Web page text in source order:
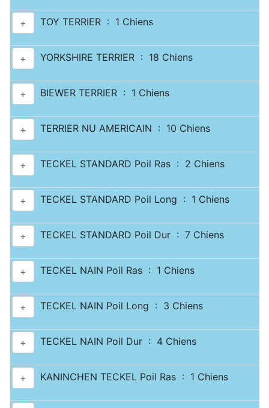
+ TOY TERRIER : 1 Chiens
+ YORKSHIRE TERRIER : 18 Chiens
+ BIEWER TERRIER : 1 Chiens
+ TERRIER NU AMERICAIN : 10 Chiens
+ TECKEL STANDARD Poil Ras : 2 Chiens
+ TECKEL STANDARD Poil Long : 1 Chiens
+ TECKEL STANDARD Poil Dur : 7 Chiens
+ TECKEL NAIN Poil Ras : 1 Chiens
+ TECKEL NAIN Poil Long : 3 Chiens
+ TECKEL NAIN Poil Dur : 4 Chiens
+ KANINCHEN TECKEL Poil Ras : 1 Chiens